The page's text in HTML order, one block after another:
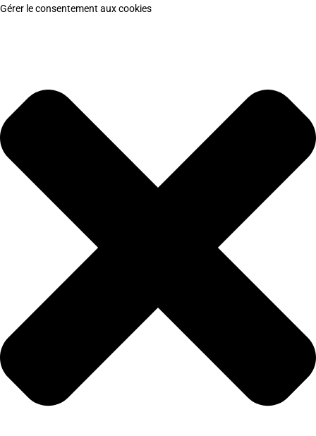
Gérer le consentement aux cookies